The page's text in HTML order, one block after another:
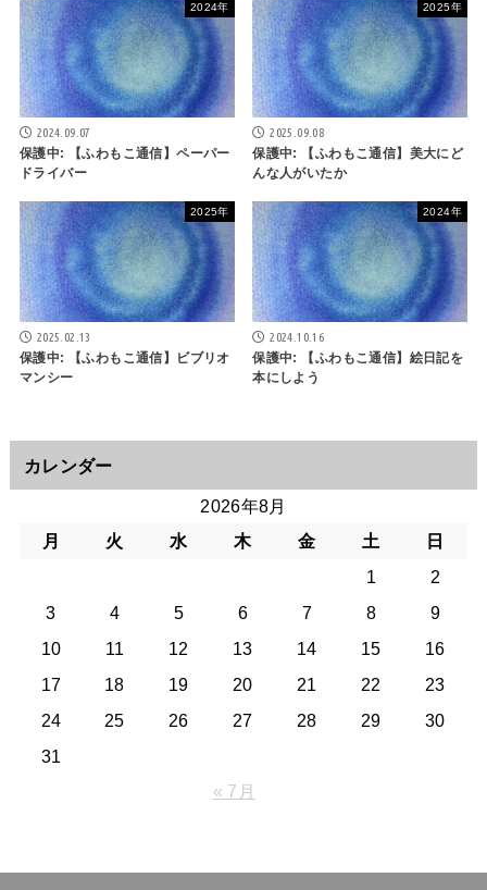
2024年
2024.09.07
保護中: 【ふわもこ通信】ペーパー
ドライバー
2025年
2025.09.08
保護中: 【ふわもこ通信】美大にど
んな人がいたか
2025年
2025.02.13
保護中: 【ふわもこ通信】ビブリオ
マンシー
2024年
2024.10.16
保護中: 【ふわもこ通信】絵日記を
本にしよう
カレンダー
2026年8月
月
火 水 木 金 土
日
1
2
3
4 5 6 7 8
9
10
11 12 13 14 15
16
17
18 19 20 21 22
23
24
25 26 27 28 29
30
31
« 7月